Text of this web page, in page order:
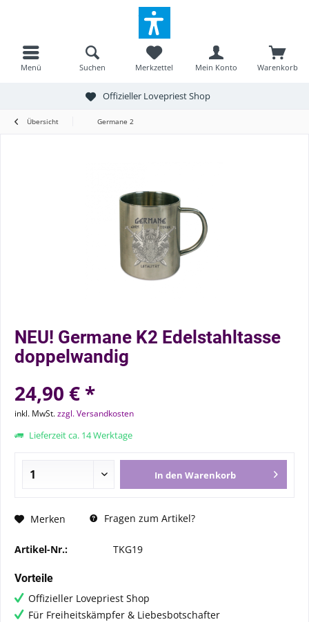
Menü Warenkorb
Merkzettel Mein Konto
Suchen
Offizieller Lovepriest Shop
Übersicht Germane 2
NEU! Germane K2 Edelstahltasse
doppelwandig
24,90 € *
inkl. MwSt.zzgl. Versandkosten
Lieferzeit ca. 14 Werktage
In den Warenkorb
Merken Fragen zum Artikel?
Artikel-Nr.: TKG19
Vorteile
Offizieller Lovepriest Shop
Für Freiheitskämpfer & Liebesbotschafter